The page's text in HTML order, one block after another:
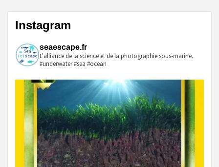
Instagram
seaescape.fr
L'alliance de la science et de la photographie sous-marine.
#underwater #sea #ocean